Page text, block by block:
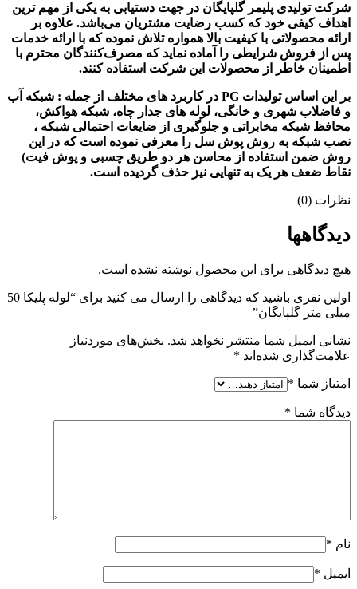
شرکت تولیدی پلیمر گلپایگان در جهت دستیابی به یکی از مهم ترین
اهداف کیفی خود که کسب رضایت مشتریان می‌باشد. علاوه بر
ارائه محصولاتی با کیفیت بالا همواره تلاش نموده که با ارائه خدمات
پس‌ از فروش شرایطی را آماده نماید که مصرف‌کنندگان محترم با
اطمینان خاطر از محصولات این شرکت استفاده کنند.
بر این اساس تولیدات PG در کاربرد های مختلف از جمله : شبکه آب
و فاضلاب شهری و خانگی، لوله های جدار چاه، شبکه هواکش،
محافظ شبکه مخابراتی و جلوگیری از ضایعات احتمالی شبکه ،
نصب شبکه به روش پوش سل را معرفی نموده است که در این
روش ضمن استفاده از محاسن هر دو طریق چسبی و پوش فیت)
نقاط ضعف هر یک به تنهایی نیز حذف گردیده است.
نظرات (0)
دیدگاهها
هیچ دیدگاهی برای این محصول نوشته نشده است.
اولین نفری باشید که دیدگاهی را ارسال می کنید برای “لوله پلیکا 50
میلی متر گلپایگان”
نشانی ایمیل شما منتشر نخواهد شد. بخش‌های موردنیاز
علامت‌گذاری شده‌اند *
امتیاز شما *
دیدگاه شما *
نام *
ایمیل *